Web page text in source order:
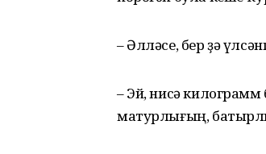
– Әлләсе, бер ҙә
– Эй, нисә
матурлығың,